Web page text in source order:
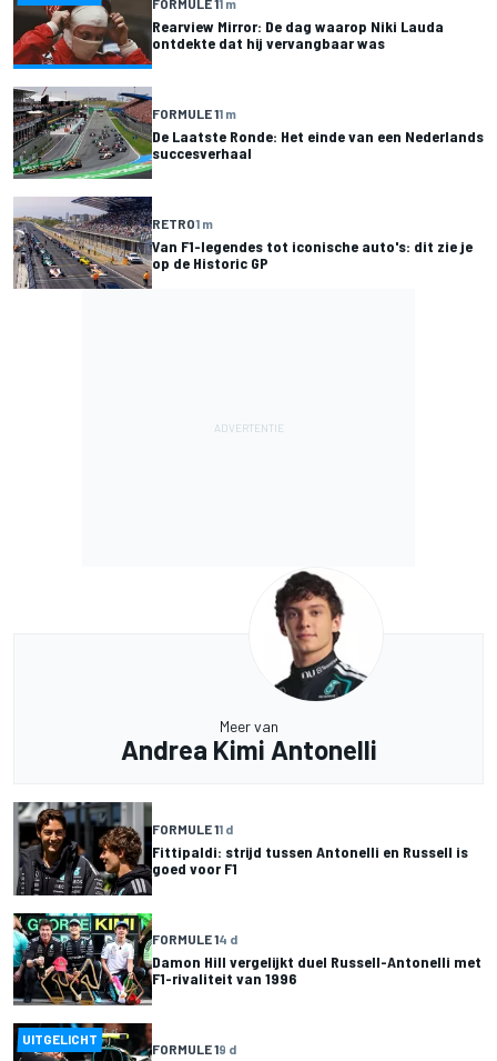
Rearview Mirror: De dag waarop Niki Lauda
ontdekte dat hij vervangbaar was
FORMULE 11 m
De Laatste Ronde: Het einde van een Nederlands
succesverhaal
RETRO1 m
Van F1-legendes tot iconische auto's: dit zie je
op de Historic GP
Meer van
Andrea Kimi Antonelli
FORMULE 11 d
Fittipaldi: strijd tussen Antonelli en Russell is
goed voor F1
FORMULE 14 d
Damon Hill vergelijkt duel Russell-Antonelli met
F1-rivaliteit van 1996
UITGELICHT
FORMULE 19 d